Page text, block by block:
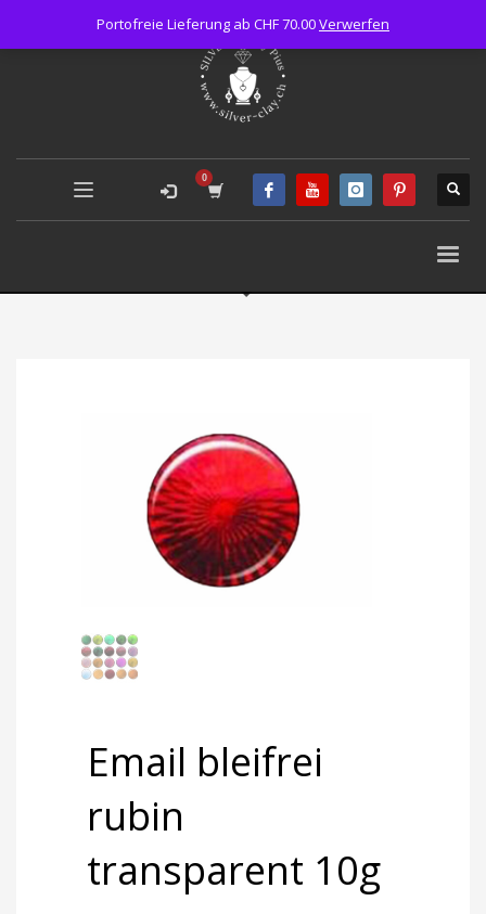
Email bleifrei
rubin
transparent 10g
Portofreie Lieferung ab CHF 70.00Verwerfen